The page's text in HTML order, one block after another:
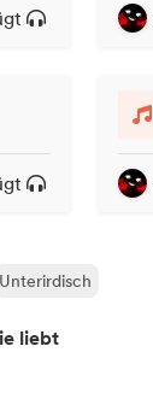
Unterirdisch
liebt